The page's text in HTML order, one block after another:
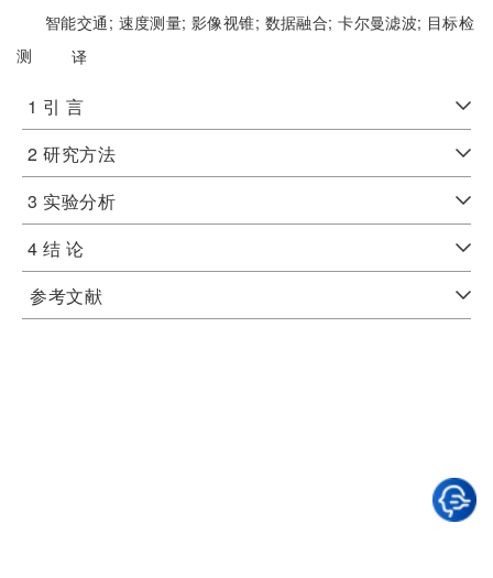
智能交通; 速度测量;影像视锥; 数据融合;卡尔曼滤波; 目标检
测
译
1 引 言
2 研究方法
3 实验分析
4 结 论
参考文献